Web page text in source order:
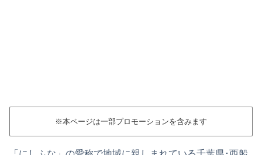
※本ページは一部プロモーションを含みます